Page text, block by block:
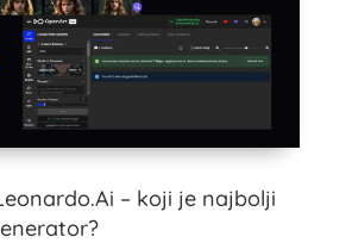
– koji je najbolji